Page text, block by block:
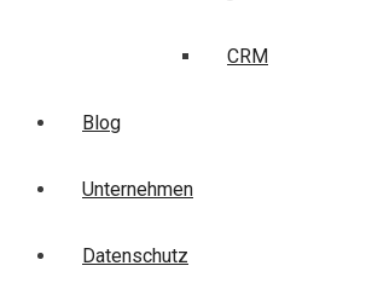
CRM
Blog
Unternehmen
Datenschutz